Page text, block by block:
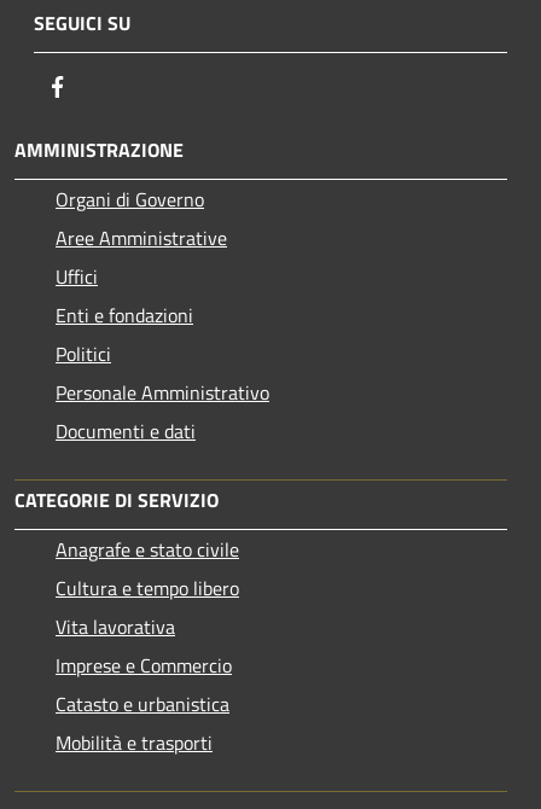
SEGUICI SU
AMMINISTRAZIONE
Organi di Governo
Aree Amministrative
Uffici
Enti e fondazioni
Politici
Personale Amministrativo
Documenti e dati
CATEGORIE DI SERVIZIO
Anagrafe e stato civile
Cultura e tempo libero
Vita lavorativa
Imprese e Commercio
Catasto e urbanistica
Mobilità e trasporti